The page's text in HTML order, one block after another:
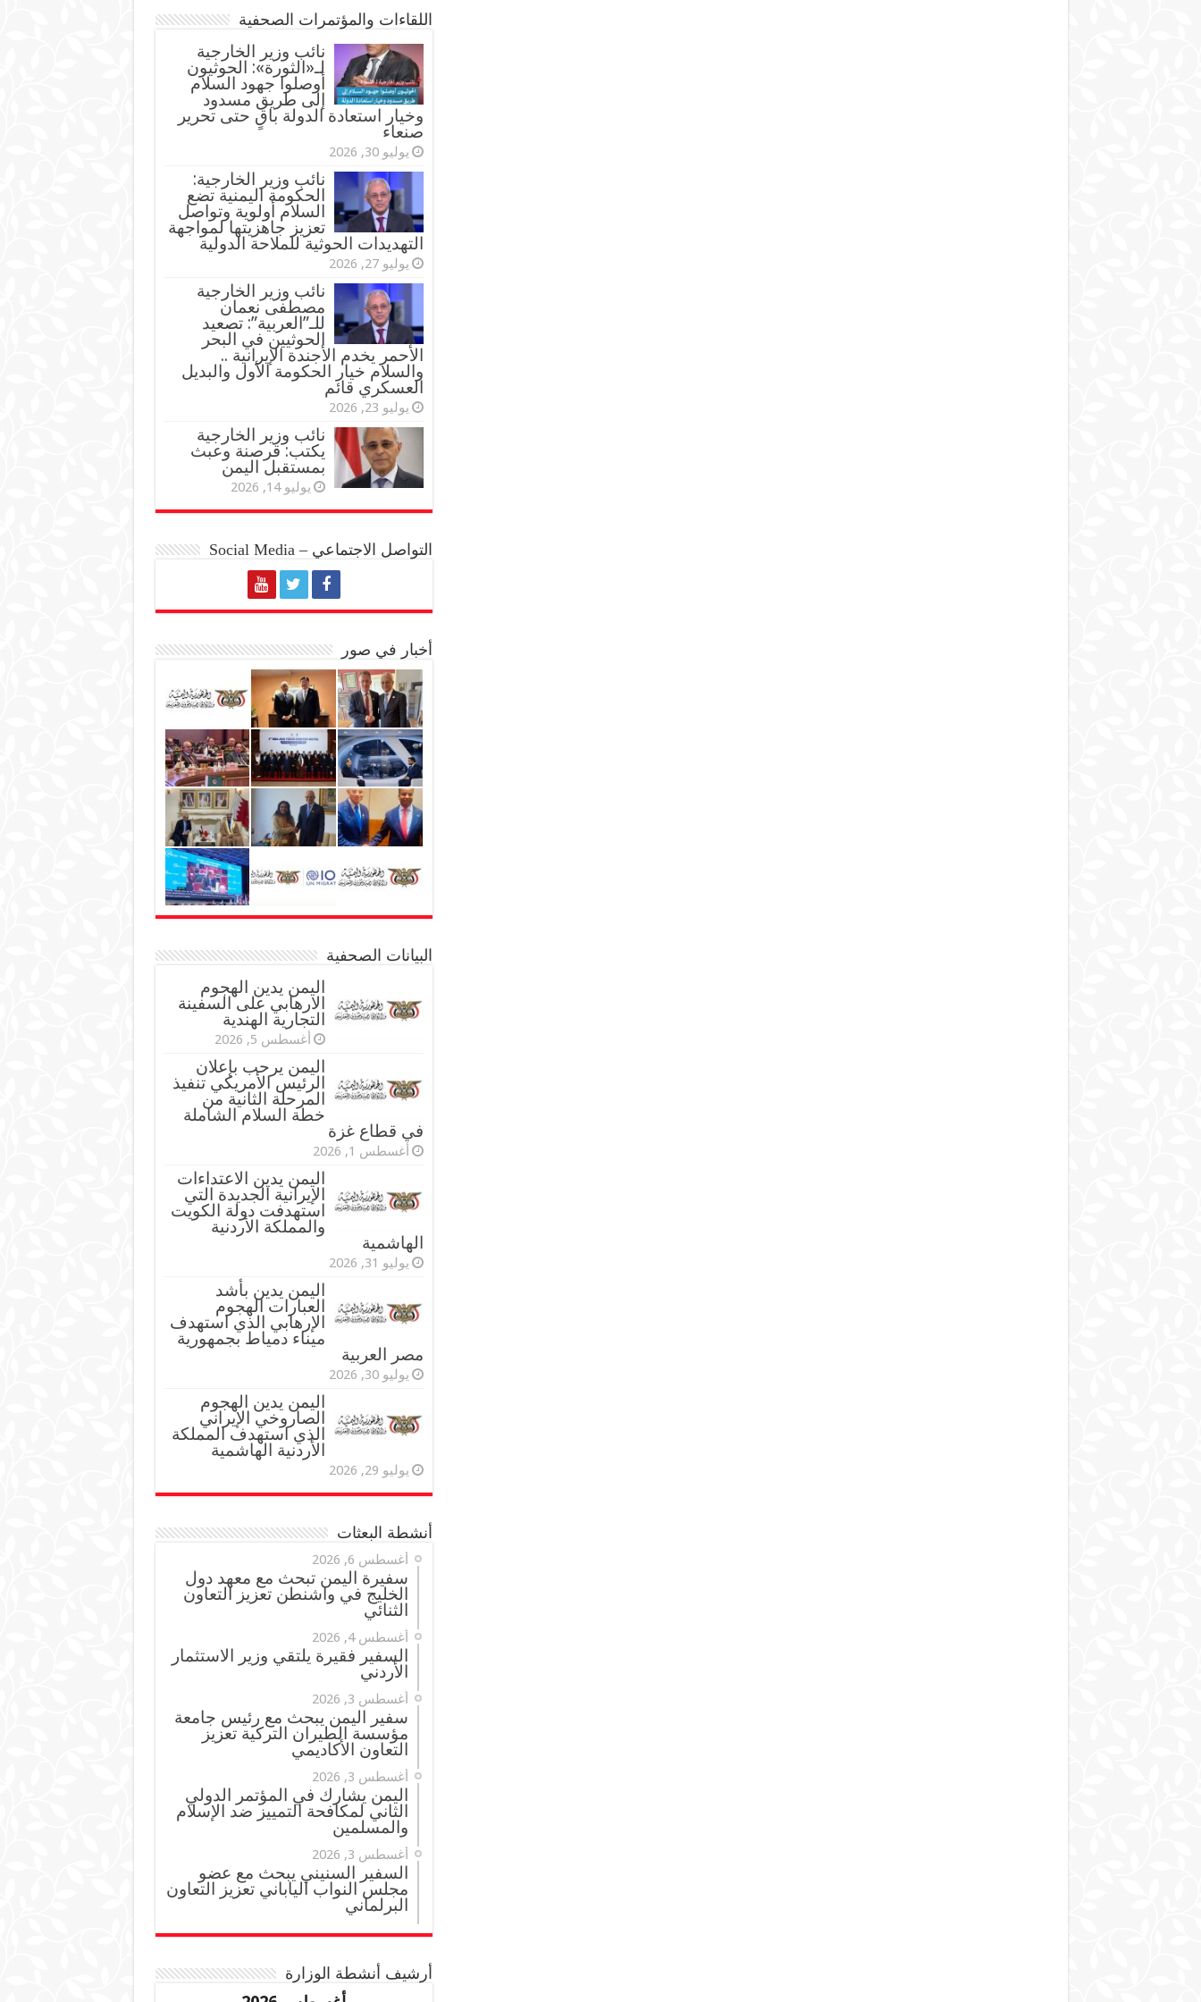
اللقاءات والمؤتمرات الصحفية
‏نائب وزير الخارجية
لـ«الثورة»: الحوثيون
أوصلوا جهود السلام
إلى طريق مسدود
وخيار استعادة الدولة باقٍ حتى تحرير
صنعاء
يوليو 30, 2026
نائب وزير الخارجية:
الحكومة اليمنية تضع
السلام أولوية وتواصل
تعزيز جاهزيتها لمواجهة
التهديدات الحوثية للملاحة الدولية
يوليو 27, 2026
نائب وزير الخارجية
مصطفى نعمان
للـ”العربية”: تصعيد
الحوثيين في البحر
الأحمر يخدم الأجندة الإيرانية ..
والسلام خيار الحكومة الأول والبديل
العسكري قائم
يوليو 23, 2026
نائب وزير الخارجية
يكتب: قرصنة وعبث
بمستقبل اليمن
يوليو 14, 2026
التواصل الاجتماعي – Social Media
أخبار في صور
البيانات الصحفية
اليمن يدين الهجوم
الارهابي على السفينة
التجارية الهندية
أغسطس 5, 2026
اليمن يرحب بإعلان
الرئيس الأمريكي تنفيذ
المرحلة الثانية من
خطة السلام الشاملة
في قطاع غزة
أغسطس 1, 2026
اليمن يدين الاعتداءات
الإيرانية الجديدة التي
استهدفت دولة الكويت
والمملكة الأردنية
الهاشمية
يوليو 31, 2026
اليمن يدين بأشد
العبارات الهجوم
الإرهابي الذي استهدف
ميناء دمياط بجمهورية
مصر العربية
يوليو 30, 2026
اليمن يدين الهجوم
الصاروخي الإيراني
الذي استهدف المملكة
الأردنية الهاشمية
يوليو 29, 2026
أنشطة البعثات
أغسطس 6, 2026
سفيرة اليمن تبحث مع معهد دول
الخليج في واشنطن تعزيز التعاون
الثنائي
أغسطس 4, 2026
السفير فقيرة يلتقي وزير الاستثمار
الأردني
أغسطس 3, 2026
سفير اليمن يبحث مع رئيس جامعة
مؤسسة الطيران التركية تعزيز
التعاون الأكاديمي
أغسطس 3, 2026
اليمن يشارك في المؤتمر الدولي
الثاني لمكافحة التمييز ضد الإسلام
والمسلمين
أغسطس 3, 2026
السفير السنيني يبحث مع عضو
مجلس النواب الياباني تعزيز التعاون
البرلماني
أرشيف أنشطة الوزارة